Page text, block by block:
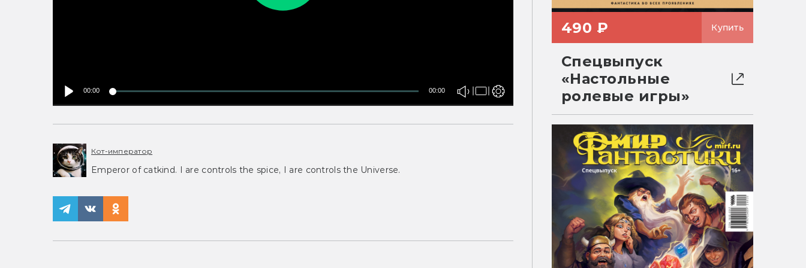
00:00 00:00
Кот-император
Emperor of catkind. I are controls the spice, I are controls the Universe.
490 ₽ Купить
Спецвыпуск
«Настольные
ролевые игры»